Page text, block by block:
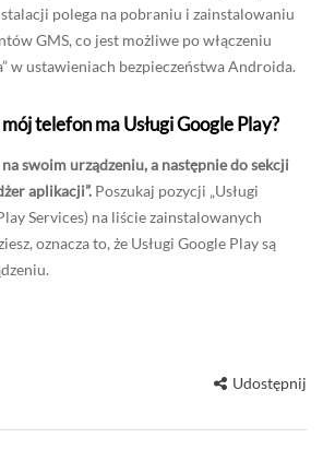
polega na pobraniu i zainstalowaniu
GMS, co jest możliwe po włączeniu
w ustawieniach bezpieczeństwa Androida.
telefon ma Usługi Google Play?
swoim urządzeniu, a następnie do sekcji
aplikacji”. Poszukaj pozycji „Usługi
Services) na liście zainstalowanych
oznacza to, że Usługi Google Play są
Udostępnij